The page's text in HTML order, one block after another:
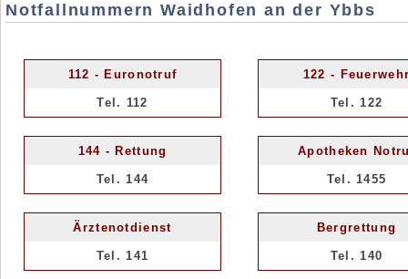
Notfallnummern Waidhofen an der Ybbs
112 - Euronotruf
Tel. 112
122 -
Tel. 122
144 - Rettung
Tel. 144
Apotheken
Tel. 1455
Ärztenotdienst
Tel. 141
Bergrettung
Tel. 140